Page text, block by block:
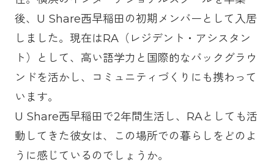
後、U Share西早稲田の初期メンバーとして入居
しました。現在はRA（レジデント・アシスタン
ト）として、高い語学力と国際的なバックグラウ
ンドを活かし、コミュニティづくりにも携わって
います。
U Share西早稲田で2年間生活し、RAとしても活
動してきた彼女は、この場所での暮らしをどのよ
うに感じているのでしょうか。